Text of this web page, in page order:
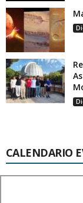
CALENDARIO